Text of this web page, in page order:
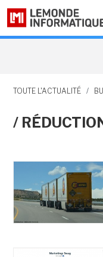
TOUTE L'ACTUALITÉ /
/